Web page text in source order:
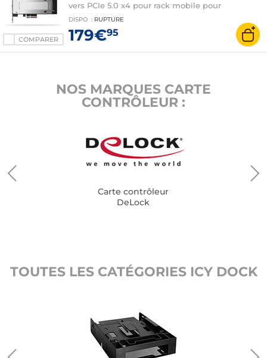
COMPARER
vers PCIe 5.0 x4 pour rack mobile pour
emplacement d'extension PCIe
DISPO : RUPTURE
179€95
NOS MARQUES CARTE
CONTRÔLEUR :
Carte contrôleur
DeLock
TOUTES LES CATÉGORIES ICY DOCK